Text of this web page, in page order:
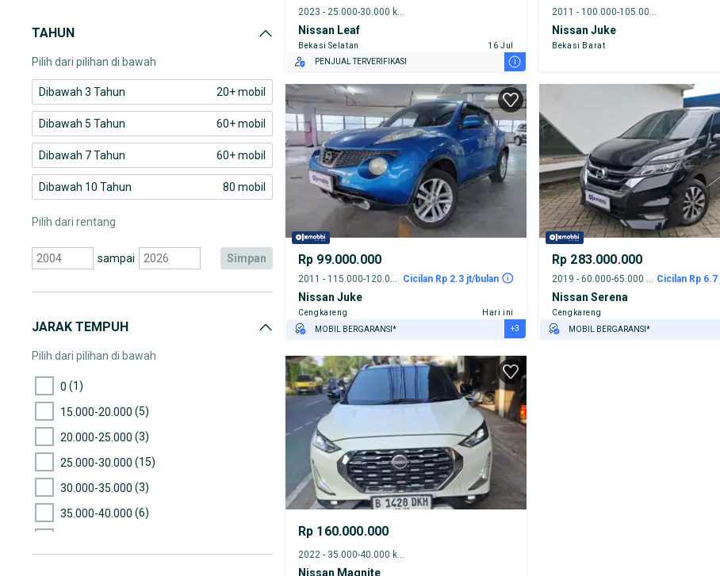
Nissan X-Trail
TAHUN
Pilih dari pilihan di bawah
Dibawah 3 Tahun 20+ mobil
Dibawah 5 Tahun 60+ mobil
Dibawah 7 Tahun 60+ mobil
Dibawah 10 Tahun 80 mobil
Pilih dari rentang
sampai simpan
JARAK TEMPUH
Pilih dari pilihan di bawah
0 (1)
15.000-20.000 (5)
20.000-25.000 (3)
25.000-30.000 (15)
30.000-35.000 (3)
35.000-40.000 (6)
Nissan Leaf
Bekasi Selatan
16 Jul
PENJUAL TERVERIFIKASI
i
Nissan Juke
Bekasi Barat
Rp 99.000.000
Cicilan Rp 2.3 jt/bulan
Nissan Juke
Cengkareng
Hari ini
MOBIL BERGARANSI*
TEST DRIVE DARI RUMAH
GRATIS BIAYA JASA PERAWATAN*
+3
Rp 283.000.000
Cicilan Rp
Nissan Serena
Cengkareng
MOBIL BERGARANSI*
Rp 160.000.000
2022 - 35.000-40.000 km
Nissan Magnite